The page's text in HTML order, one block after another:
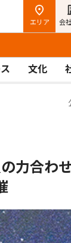
エリア 会
文化
力合わ